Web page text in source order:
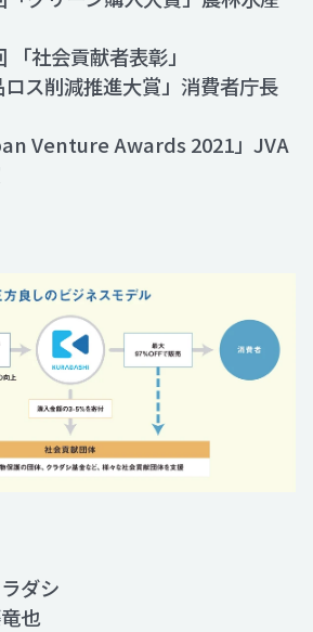
「社会貢献者表彰」
ロス削減推進大賞」消費者庁長
Venture Awards 2021」JVA
ダシ
也